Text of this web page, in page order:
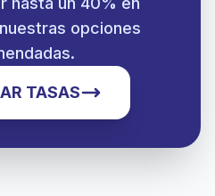
opciones
TASAS